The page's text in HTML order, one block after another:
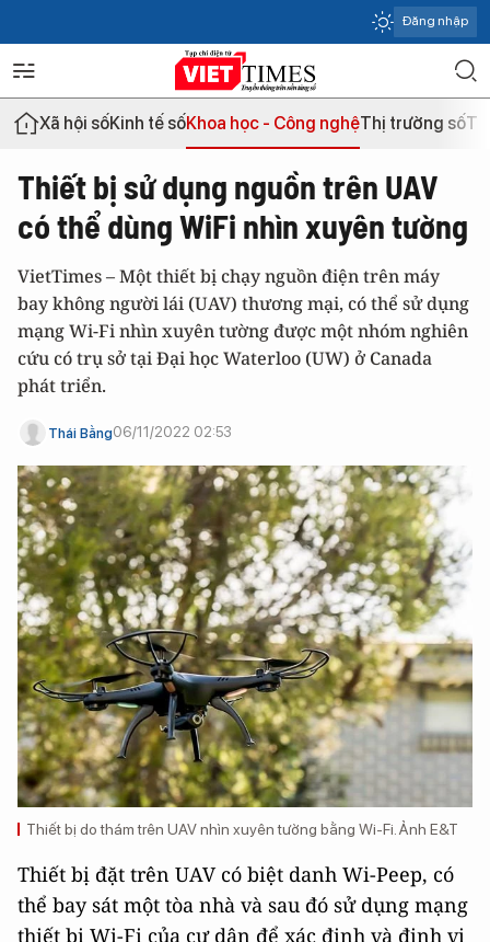
Đăng nhập
Xã hội sốKinh tế sốKhoa học - Công nghệThị trường số
Thiết bị sử dụng nguồn trên UAV
có thể dùng WiFi nhìn xuyên tường
VietTimes – Một thiết bị chạy nguồn điện trên máy
bay không người lái (UAV) thương mại, có thể sử dụng
mạng Wi-Fi nhìn xuyên tường được một nhóm nghiên
cứu có trụ sở tại Đại học Waterloo (UW) ở Canada
phát triển.
Thái Bằng06/11/2022 02:53
Thiết bị do thám trên UAV nhìn xuyên tường bằng Wi-Fi. Ảnh E&T
Thiết bị đặt trên UAV có biệt danh Wi-Peep, có
thể bay sát một tòa nhà và sau đó sử dụng mạng
thiết bị Wi-Fi của cư dân để xác định và định vị